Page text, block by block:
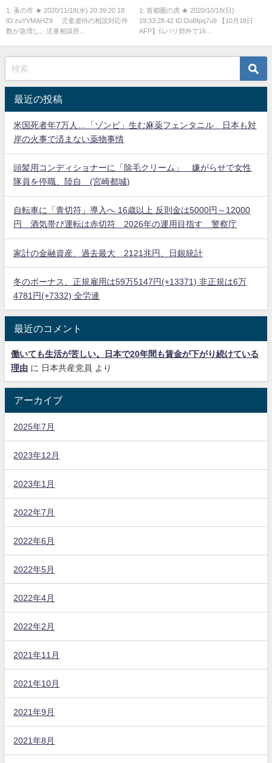
1: 蚤の市 ★ 2020/11/18(水) 20:39:20.18
ID:zuYVMAHZ9 児童虐待の相談対応件
数が急増し、児童相談所...
父から告訴も
1: 首都圏の虎 ★ 2020/10/18(日)
19:33:28.42 ID:DoBfpq7u9 【10月18日
AFP】仏パリ郊外で16...
最近の投稿
米国死者年7万人…「ゾンビ」生む麻薬フェンタニル 日本も対
岸の火事で済まない薬物事情
頭髪用コンディショナーに「除毛クリーム」 嫌がらせで女性
隊員を停職、陸自 (宮崎都城)
自転車に「青切符」導入へ 16歳以上 反則金は5000円～12000
円 酒気帯び運転は赤切符 2026年の運用目指す 警察庁
家計の金融資産、過去最大 2121兆円、日銀統計
冬のボーナス、正規雇用は59万5147円(+13371) 非正規は6万
4781円(+7332) 全労連
最近のコメント
働いても生活が苦しい。日本で20年間も賃金が下がり続けている
理由 に 日本共産党員 より
アーカイブ
2025年7月
2023年12月
2023年1月
2022年7月
2022年6月
2022年5月
2022年4月
2022年2月
2021年11月
2021年10月
2021年9月
2021年8月